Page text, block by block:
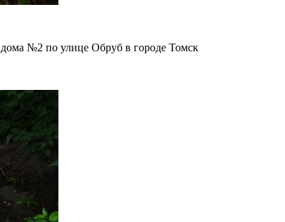
№2 по улице Обруб в городе Томск